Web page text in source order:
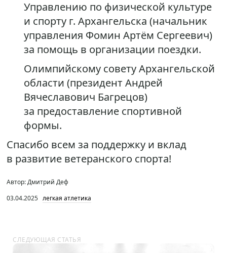
Управлению по физической культуре
и спорту г. Архангельска (начальник
управления Фомин Артём Сергеевич)
за помощь в организации поездки.
Олимпийскому совету Архангельской
области (президент Андрей
Вячеславович Багрецов)
за предоставление спортивной
формы.
Спасибо всем за поддержку и вклад
в развитие ветеранского спорта!
Автор: Дмитрий Деф
03.04.2025 легкая атлетика
СЛЕДУЮЩАЯ СТАТЬЯ